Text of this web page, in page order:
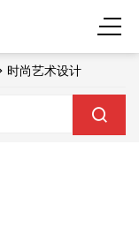
时尚艺术设计